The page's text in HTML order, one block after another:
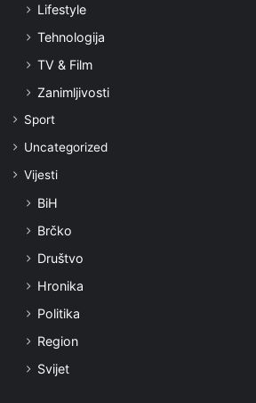
Lifestyle
Tehnologija
TV & Film
Zanimljivosti
Sport
Uncategorized
Vijesti
BiH
Brčko
Društvo
Hronika
Politika
Region
Svijet